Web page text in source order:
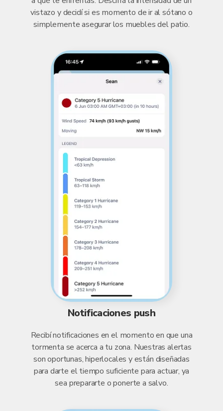
vistazo y decidí si es momento de ir al sótano o
simplemente asegurar los muebles del patio.
Notificaciones push
Recibí notificaciones en el momento en que una
tormenta se acerca a tu zona. Nuestras alertas
son oportunas, hiperlocales y están diseñadas
para darte el tiempo suficiente para actuar, ya
sea prepararte o ponerte a salvo.